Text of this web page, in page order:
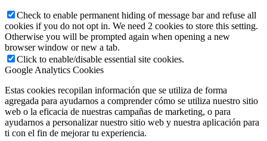
Check to enable permanent hiding of message bar and refuse all
cookies if you do not opt in. We need 2 cookies to store this setting.
Otherwise you will be prompted again when opening a new
browser window or new a tab.
Click to enable/disable essential site cookies.
Google Analytics Cookies
Estas cookies recopilan información que se utiliza de forma
agregada para ayudarnos a comprender cómo se utiliza nuestro sitio
web o la eficacia de nuestras campañas de marketing, o para
ayudarnos a personalizar nuestro sitio web y nuestra aplicación para
ti con el fin de mejorar tu experiencia.